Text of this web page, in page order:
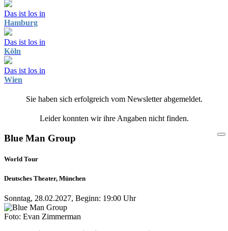
Das ist los in
Hamburg
Das ist los in
Köln
Das ist los in
Wien
Sie haben sich erfolgreich vom Newsletter abgemeldet.
Leider konnten wir ihre Angaben nicht finden.
Blue Man Group
World Tour
Deutsches Theater, München
Sonntag, 28.02.2027, Beginn: 19:00 Uhr
Foto: Evan Zimmerman